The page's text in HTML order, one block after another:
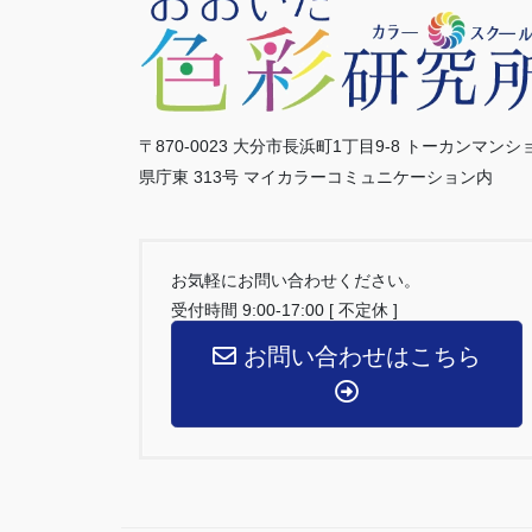
〒870-0023 大分市長浜町1丁目9-8 トーカンマンシ
県庁東 313号 マイカラーコミュニケーション内
お気軽にお問い合わせください。
受付時間 9:00-17:00 [ 不定休 ]
お問い合わせはこちら